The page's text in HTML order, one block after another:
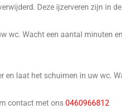
Deze ijzerveren zijn in
wc. Wacht een aantal minuten
laat het schuimen in uw wc.
contact met ons 0460966812